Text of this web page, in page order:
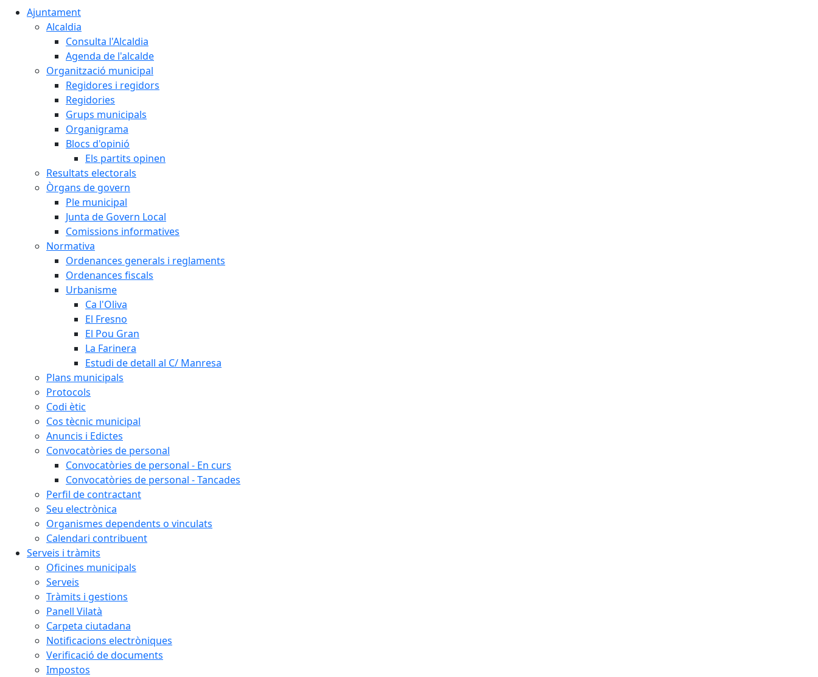
Ajuntament
Alcaldia
Consulta l'Alcaldia
Agenda de l'alcalde
Organització municipal
Regidores i regidors
Regidories
Grups municipals
Organigrama
Blocs d'opinió
Els partits opinen
Resultats electorals
Òrgans de govern
Ple municipal
Junta de Govern Local
Comissions informatives
Normativa
Ordenances generals i reglaments
Ordenances fiscals
Urbanisme
Ca l'Oliva
El Fresno
El Pou Gran
La Farinera
Estudi de detall al C/ Manresa
Plans municipals
Protocols
Codi ètic
Cos tècnic municipal
Anuncis i Edictes
Convocatòries de personal
Convocatòries de personal - En curs
Convocatòries de personal - Tancades
Perfil de contractant
Seu electrònica
Organismes dependents o vinculats
Calendari contribuent
Serveis i tràmits
Oficines municipals
Serveis
Tràmits i gestions
Panell Vilatà
Carpeta ciutadana
Notificacions electròniques
Verificació de documents
Impostos